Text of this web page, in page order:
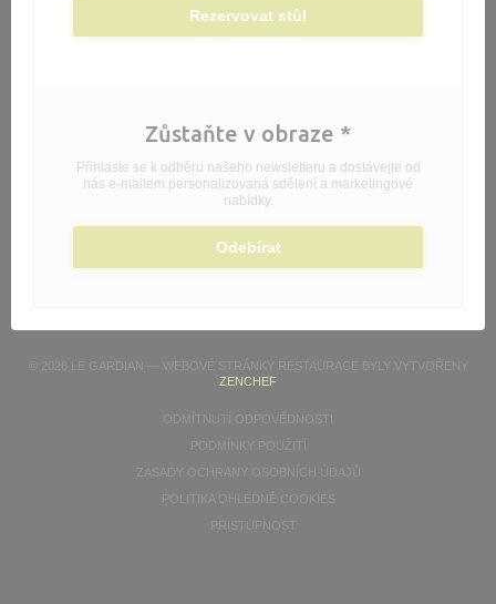
Rezervovat stůl
Zůstaňte v obraze *
Přihlaste se k odběru našeho newsletteru a dostávejte od
nás e-mailem personalizovaná sdělení a marketingové
nabídky.
Odebírat
© 2026 LE GARDIAN — WEBOVÉ STRÁNKY RESTAURACE BYLY VYTVOŘENY
ZENCHEF((OTEVŘE SE V NOVÉM OKNĚ))
ODMÍTNUTÍ ODPOVĚDNOSTI
PODMÍNKY POUŽITÍ((OTEVŘE SE V NOVÉM OKNĚ))
ZÁSADY OCHRANY OSOBNÍCH ÚDAJŮ((OTEVŘE SE V
POLITIKA OHLEDNĚ COOKIES((OTEVŘE SE V NOVÉM
PRISTUPNOST